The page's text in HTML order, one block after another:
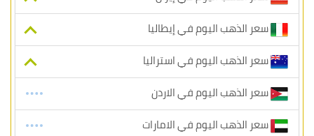
سعر الذهب اليوم في إيطاليا
سعر الذهب اليوم في استراليا
سعر الذهب اليوم في الاردن
سعر الذهب اليوم في الامارات